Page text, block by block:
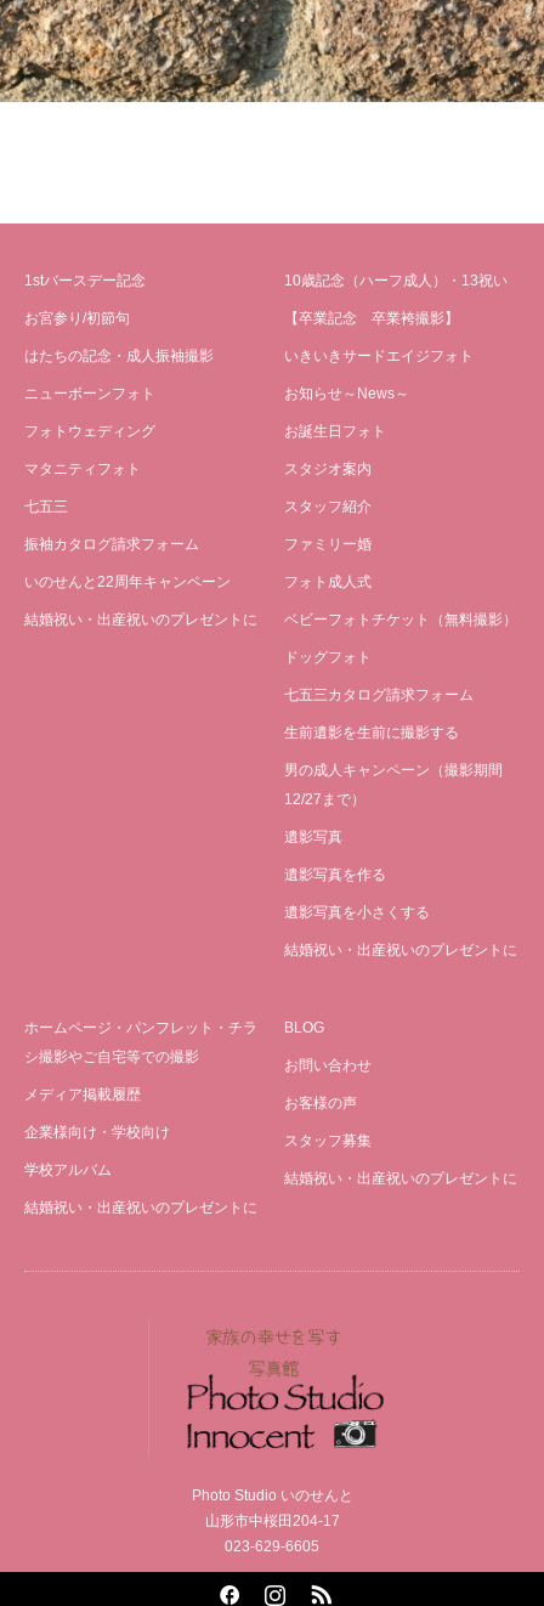
1stバースデー記念
お宮参り/初節句
はたちの記念・成人振袖撮影
ニューボーンフォト
フォトウェディング
マタニティフォト
七五三
振袖カタログ請求フォーム
いのせんと22周年キャンペーン
結婚祝い・出産祝いのプレゼントに
10歳記念（ハーフ成人）・13祝い
【卒業記念 卒業袴撮影】
いきいきサードエイジフォト
お知らせ～News～
お誕生日フォト
スタジオ案内
スタッフ紹介
ファミリー婚
フォト成人式
ベビーフォトチケット（無料撮影）
ドッグフォト
七五三カタログ請求フォーム
生前遺影を生前に撮影する
男の成人キャンペーン（撮影期間
12/27まで）
遺影写真
遺影写真を作る
遺影写真を小さくする
結婚祝い・出産祝いのプレゼントに
ホームページ・パンフレット・チラ
シ撮影やご自宅等での撮影
メディア掲載履歴
企業様向け・学校向け
学校アルバム
結婚祝い・出産祝いのプレゼントに
BLOG
お問い合わせ
お客様の声
スタッフ募集
結婚祝い・出産祝いのプレゼントに
Photo Studio いのせんと
山形市中桜田204-17
023-629-6605